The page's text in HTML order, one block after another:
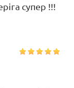
супер !!!